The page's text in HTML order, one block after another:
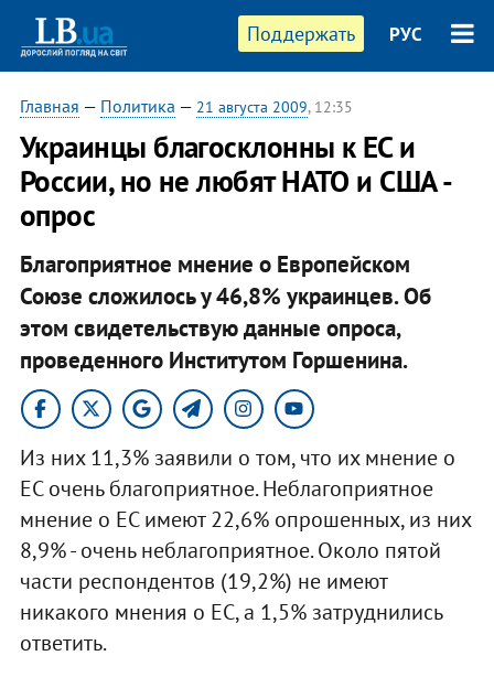
Поддержать РУС
Главная — Политика — 21 августа 2009, 12:35
Украинцы благосклонны к ЕС и
России, но не любят НАТО и США -
опрос
Благоприятное мнение о Европейском
Союзе сложилось у 46,8% украинцев. Об
этом свидетельствую данные опроса,
проведенного Институтом Горшенина.
Из них 11,3% заявили о том, что их мнение о
ЕС очень благоприятное. Неблагоприятное
мнение о ЕС имеют 22,6% опрошенных, из них
8,9% - очень неблагоприятное. Около пятой
части респондентов (19,2%) не имеют
никакого мнения о ЕС, а 1,5% затруднились
ответить.